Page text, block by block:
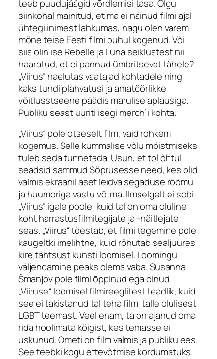
teeb puudujäägid võrdlemisi tasa. Olgu
siinkohal mainitud, et ma ei näinud filmi ajal
ühtegi inimest lahkumas, nagu olen varem
mõne teise Eesti filmi puhul kogenud. Või
siis olin ise Rebelle ja Luna seiklustest nii
haaratud, et ei pannud ümbritsevat tähele?
„Viirus“ naelutas vaatajad kohtadele ning
kaks tundi plahvatusi ja amatöörlikke
võitlusstseene päädis marulise aplausiga.
Publiku seast uuriti isegi merch’i kohta.
„Viirus“ pole otseselt film, vaid rohkem
kogemus. Selle kummalise võlu mõistmiseks
tuleb seda tunnetada. Usun, et tol õhtul
seadsid sammud Sõprusesse need, kes olid
valmis ekraanil aset leidva segaduse rõõmu
ja huumoriga vastu võtma. Ilmselgelt ei sobi
„Viirus“ igale poole, kuid tal on oma oluline
koht harrastusfilmitegijate ja -näitlejate
seas. „Viirus“ tõestab, et filmi tegemine pole
kaugeltki imelihtne, kuid rõhutab sealjuures
kire tähtsust kunsti loomisel. Loomingu
väljendamine peaks olema vaba. Susanna
Šmanjov pole filmi õppinud ega olnud
„Viiruse“ loomisel filmireeglitest teadlik, kuid
see ei takistanud tal teha filmi talle olulisest
LGBT teemast. Veel enam, ta on ajanud oma
rida hoolimata kõigist, kes temasse ei
uskunud. Ometi on film valmis ja publiku ees.
See teebki kogu ettevõtmise kordumatuks.